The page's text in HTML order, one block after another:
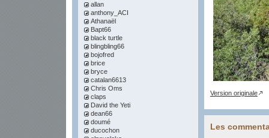
allan
anthony_ACI
Athanaël
Bapt66
black turtle
blingbling66
bojofred
brice
bryce
catalan6613
Chris Oms
claps
David the Yeti
dean66
doumé
ducochon
Version originale
Les